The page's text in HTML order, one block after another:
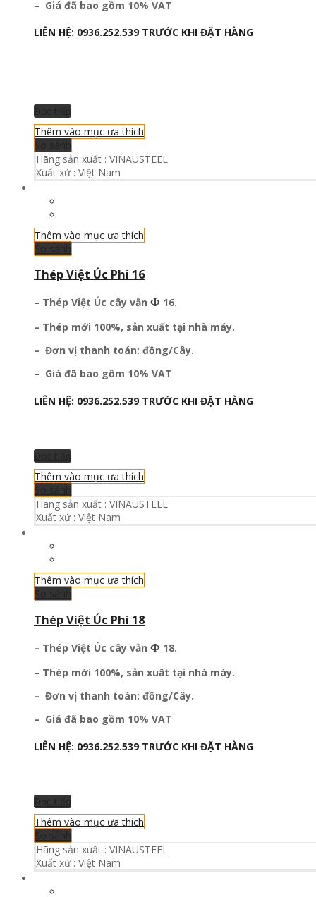
– Giá đã bao gồm 10% VAT
LIÊN HỆ: 0936.252.539 TRƯỚC KHI ĐẶT HÀNG
Thêm vào mục ưa thích
Hãng sản xuất : VINAUSTEEL
Xuất xứ : Việt Nam
Thêm vào mục ưa thích
Thép Việt Úc Phi 16
– Thép Việt Úc cây vằn Ф 16.
– Thép mới 100%, sản xuất tại nhà máy.
– Đơn vị thanh toán: đồng/Cây.
– Giá đã bao gồm 10% VAT
LIÊN HỆ: 0936.252.539 TRƯỚC KHI ĐẶT HÀNG
Thêm vào mục ưa thích
Hãng sản xuất : VINAUSTEEL
Xuất xứ : Việt Nam
Thêm vào mục ưa thích
Thép Việt Úc Phi 18
– Thép Việt Úc cây vằn Ф 18.
– Thép mới 100%, sản xuất tại nhà máy.
– Đơn vị thanh toán: đồng/Cây.
– Giá đã bao gồm 10% VAT
LIÊN HỆ: 0936.252.539 TRƯỚC KHI ĐẶT HÀNG
Thêm vào mục ưa thích
Hãng sản xuất : VINAUSTEEL
Xuất xứ : Việt Nam